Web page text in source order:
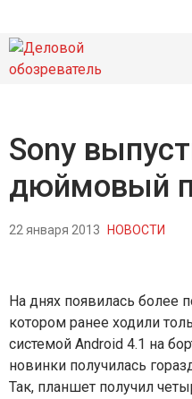
Sony
дюймовый
22 января 2013 НОВОСТИ
На днях появилась более
котором ранее ходили
системой Android 4.1 на
новинки получилась
Так, планшет получил